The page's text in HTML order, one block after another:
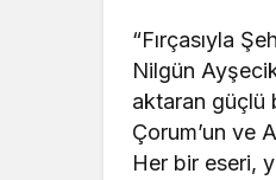
“Fırçasıyla
Nilgün
aktaran güçlü
Çorum’un ve
Her bir eseri,